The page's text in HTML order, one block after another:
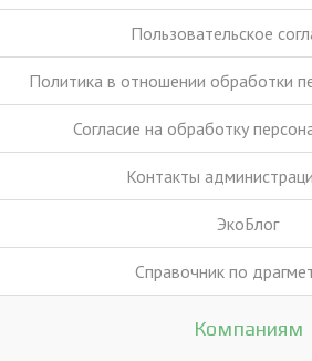
Пользовательское
Политика в отношении обработки
Согласие на обработку
Контакты
ЭкоБлог
Справочник по
Компаниям